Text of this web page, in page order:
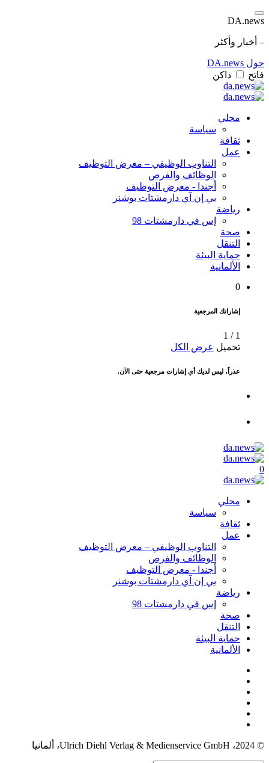
DA.news
– أخبار وأكثر
حول DA.news
فاتح
داكن
محلي
سياسة
ثقافة
عمل
التناوب الوظيفي – معرض التوظيف
الوظائف والفرص
أجندا - معرض التوظيف
بي إن آي دارمشتات بوشنر
رياضة
إس في دارمشتات 98
صحة
التنقل
حماية البيئة
الألمانية
0
إشاراتك المرجعية
1
/
1
تحميل عرض الكل
عذراً، ليس لديك أي إشارات مرجعية حتى الآن.
0
محلي
سياسة
ثقافة
عمل
التناوب الوظيفي – معرض التوظيف
الوظائف والفرص
أجندا - معرض التوظيف
بي إن آي دارمشتات بوشنر
رياضة
إس في دارمشتات 98
صحة
التنقل
حماية البيئة
الألمانية
© 2024، Ulrich Diehl Verlag & Medienservice GmbH، ألمانيا